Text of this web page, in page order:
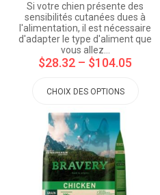
Si votre chien présente des
sensibilités cutanées dues à
l'alimentation, il est nécessaire
d'adapter le type d'aliment que
vous allez…
$28.32 – $104.05
CHOIX DES OPTIONS